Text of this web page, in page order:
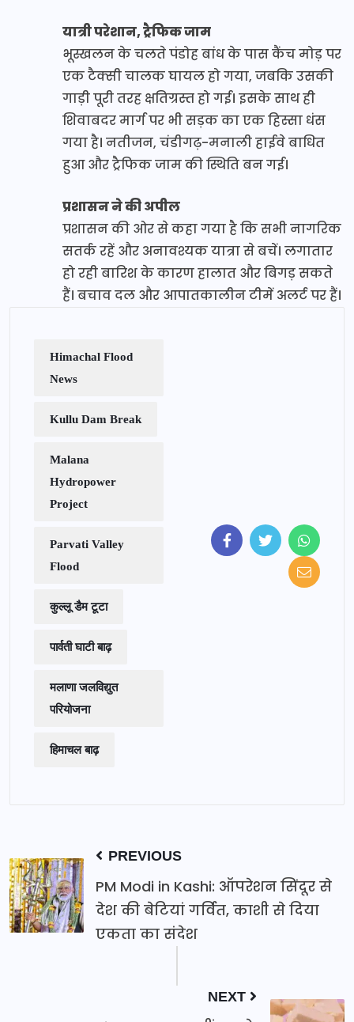
यात्री परेशान, ट्रैफिक जाम
भूस्खलन के चलते पंडोह बांध के पास कैंच मोड़ पर
एक टैक्सी चालक घायल हो गया, जबकि उसकी
गाड़ी पूरी तरह क्षतिग्रस्त हो गई। इसके साथ ही
शिवाबदर मार्ग पर भी सड़क का एक हिस्सा धंस
गया है। नतीजन, चंडीगढ़-मनाली हाईवे बाधित
हुआ और ट्रैफिक जाम की स्थिति बन गई।
प्रशासन ने की अपील
प्रशासन की ओर से कहा गया है कि सभी नागरिक
सतर्क रहें और अनावश्यक यात्रा से बचें। लगातार
हो रही बारिश के कारण हालात और बिगड़ सकते
हैं। बचाव दल और आपातकालीन टीमें अलर्ट पर हैं।
Himachal Flood
News
Kullu Dam Break
Malana
Hydropower
Project
Parvati Valley
Flood
कुल्लू डैम टूटा
पार्वती घाटी बाढ़
मलाणा जलविद्युत
परियोजना
हिमाचल बाढ़
PREVIOUS
PM Modi in Kashi: ऑपरेशन सिंदूर से
देश की बेटियां गर्वित, काशी से दिया
एकता का संदेश
NEXT